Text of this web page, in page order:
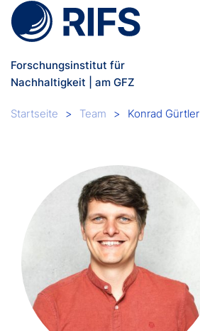
Direkt zum Inhalt
Forschungsinstitut für
Nachhaltigkeit | am GFZ
Breadcrumb
Startseite Team Konrad Gürtler